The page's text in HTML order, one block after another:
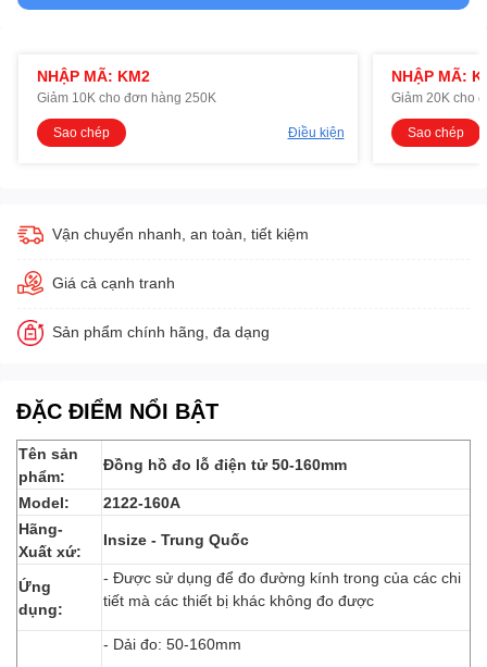
NHẬP MÃ: KM2
Giảm 10K cho đơn hàng 250K
Sao chép Điều kiện
NHẬP MÃ:
Giảm 20K cho
Sao chép
Vận chuyển nhanh, an toàn, tiết kiệm
Giá cả cạnh tranh
Sản phẩm chính hãng, đa dạng
ĐẶC ĐIỂM NỔI BẬT
Tên sản
phẩm:
Đồng hồ đo lỗ điện tử 50-160mm
Model:
2122-160A
Hãng-
Xuất xứ:
Insize - Trung Quốc
Ứng
dụng:
- Được sử dụng để đo đường kính trong của các chi
tiết mà các thiết bị khác không đo được
- Dải đo: 50-160mm